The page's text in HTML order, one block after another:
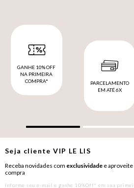
GANHE 10% OFF
NA PRIMEIRA
COMPRA*
PARCELAMENTO
EM ATÉ 6X
Seja clienteVIP LE LIS
Receba novidades com exclusividade e aproveite
compra